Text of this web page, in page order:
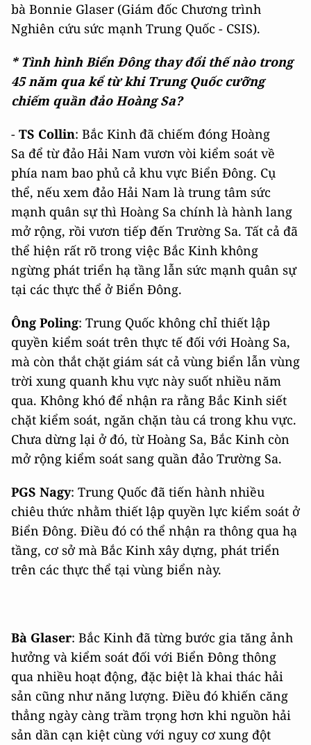
bà Bonnie Glaser (Giám đốc Chương trình
Nghiên cứu sức mạnh Trung Quốc - CSIS).
* Tình hình Biển Đông thay đổi thế nào trong
45 năm qua kể từ khi Trung Quốc cưỡng
chiếm quần đảo Hoàng Sa?
- TS Collin: Bắc Kinh đã chiếm đóng Hoàng
Sa để từ đảo Hải Nam vươn vòi kiểm soát về
phía nam bao phủ cả khu vực Biển Đông. Cụ
thể, nếu xem đảo Hải Nam là trung tâm sức
mạnh quân sự thì Hoàng Sa chính là hành lang
mở rộng, rồi vươn tiếp đến Trường Sa. Tất cả đã
thể hiện rất rõ trong việc Bắc Kinh không
ngừng phát triển hạ tầng lẫn sức mạnh quân sự
tại các thực thể ở Biển Đông.
Ông Poling: Trung Quốc không chỉ thiết lập
quyền kiểm soát trên thực tế đối với Hoàng Sa,
mà còn thắt chặt giám sát cả vùng biển lẫn vùng
trời xung quanh khu vực này suốt nhiều năm
qua. Không khó để nhận ra rằng Bắc Kinh siết
chặt kiểm soát, ngăn chặn tàu cá trong khu vực.
Chưa dừng lại ở đó, từ Hoàng Sa, Bắc Kinh còn
mở rộng kiểm soát sang quần đảo Trường Sa.
PGS Nagy: Trung Quốc đã tiến hành nhiều
chiêu thức nhằm thiết lập quyền lực kiểm soát ở
Biển Đông. Điều đó có thể nhận ra thông qua hạ
tầng, cơ sở mà Bắc Kinh xây dựng, phát triển
trên các thực thể tại vùng biển này.
Bà Glaser: Bắc Kinh đã từng bước gia tăng ảnh
hưởng và kiểm soát đối với Biển Đông thông
qua nhiều hoạt động, đặc biệt là khai thác hải
sản cũng như năng lượng. Điều đó khiến căng
thẳng ngày càng trầm trọng hơn khi nguồn hải
sản dần cạn kiệt cùng với nguy cơ xung đột